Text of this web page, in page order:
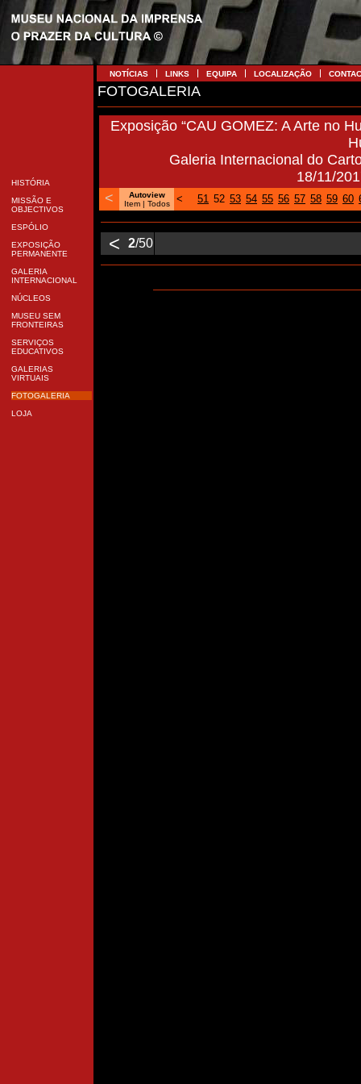
HISTÓRIA
MISSÃO E
OBJECTIVOS
ESPÓLIO
EXPOSIÇÃO
PERMANENTE
GALERIA
INTERNACIONAL
NÚCLEOS
MUSEU SEM
FRONTEIRAS
SERVIÇOS
EDUCATIVOS
GALERIAS
VIRTUAIS
FOTOGALERIA
LOJA
NOTÍCIAS LINKS EQUIPA LOCALIZAÇÃO
FOTOGALERIA
Exposição “CAU GOMEZ: A Arte no
Galeria Internacional do
18/11/
<
Autoview
Item | Todos < 51 52 53 54 55 56 57 58 59 60
< 2/50